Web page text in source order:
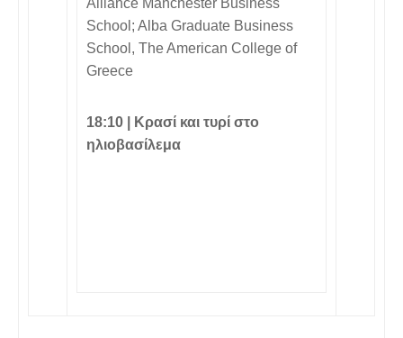
School; Alba Graduate Business
School, The American College of
Greece
18:10 |
Κρασί και τυρί στο
ηλιοβασίλεμα